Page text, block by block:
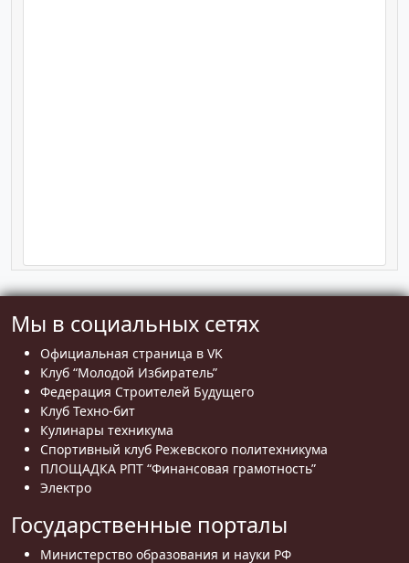
Мы в социальных сетях
Официальная страница в VK
Клуб “Молодой Избиратель”
Федерация Строителей Будущего
Клуб Техно-бит
Кулинары техникума
Спортивный клуб Режевского политехникума
ПЛОЩАДКА РПТ “Финансовая грамотность”
Электро
Государственные порталы
Министерство образования и науки РФ